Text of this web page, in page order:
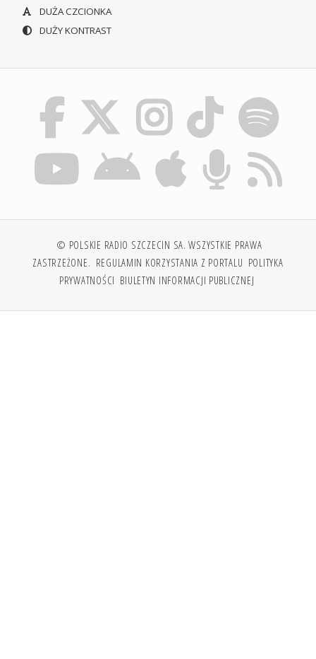
DUŻA CZCIONKA
DUŻY KONTRAST
© POLSKIE RADIO SZCZECIN SA. WSZYSTKIE PRAWA
ZASTRZEŻONE. REGULAMIN KORZYSTANIA Z PORTALU POLITYKA
PRYWATNOŚCI BIULETYN INFORMACJI PUBLICZNEJ